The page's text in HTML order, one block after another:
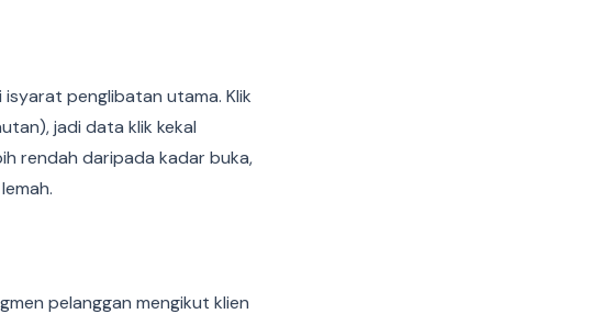
penglibatan utama. Klik
jadi data klik kekal
rendah daripada kadar buka,
pelanggan mengikut klien